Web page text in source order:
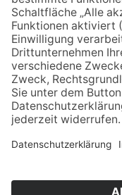
Kontakt
Impressum
Datenschutzerklärung